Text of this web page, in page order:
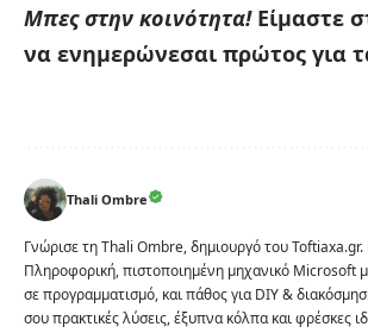
Μπες στην κοινότητα! Είμαστε
να ενημερώνεσαι πρώτος για
Thali Ombre
Γνώρισε τη Thali Ombre, δημιουργό του
Πληροφορική, πιστοποιημένη μηχανικό Microsoft
σε προγραμματισμό, και πάθος για DIY &
σου πρακτικές λύσεις, έξυπνα κόλπα και φρέσκες